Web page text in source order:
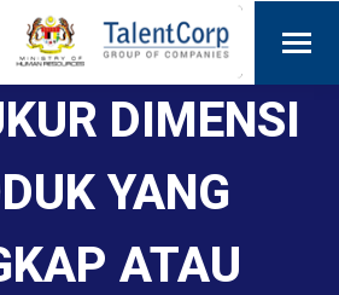
DIMENSI
YANG
ATAU